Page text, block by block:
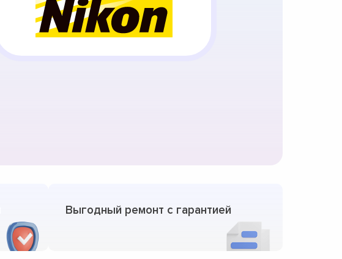
Выгодный ремонт с гарантией